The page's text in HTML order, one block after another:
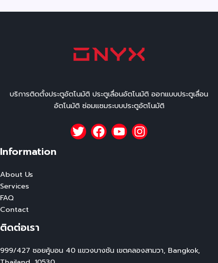
บริการติดตั้งประตูอัตโนมัติ ประตูเลื่อนอัตโนมัติ ออกแบบประตูเลื่อน
อัตโนมัติ ซ่อมแซมระบบประตูอัตโนมัติ
Information
About Us
Services
FAQ
Contact
ติดต่อเรา
999/427 ซอยคู้บอน 40 แขวงบางชัน เขตคลองสามวา, Bangkok,